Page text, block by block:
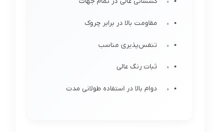
مقاومت بالا در برابر چروک
تنفس‌پذیری مناسب
ثبات رنگ عالی
دوام بالا در استفاده طولانی مدت